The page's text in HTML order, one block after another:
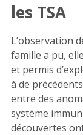
les TSA
L’observation
famille a pu,
et permis
à de
entre des
système
découvertes